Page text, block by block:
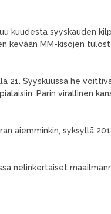
kuudesta syyskauden
kevään MM-kisojen
21. Syyskuussa he
Parin virallinen
aiemminkin, syksyllä
nelinkertaiset